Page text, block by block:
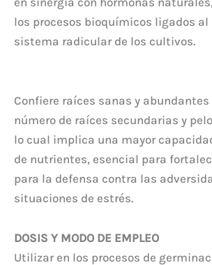
los procesos bioquímicos ligados al
sistema radicular de los cultivos.
Confiere raíces sanas y
número de raíces secundarias y
lo cual implica una mayor
de nutrientes, esencial para
para la defensa contra las
situaciones de estrés.
DOSIS Y MODO DE EMPLEO
Utilizar en los procesos de